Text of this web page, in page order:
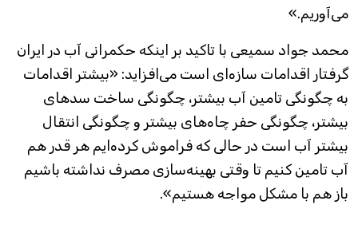
می‌آوریم.»
محمد جواد سمیعی با تاکید بر اینکه حکمرانی آب در ایران
گرفتار اقدامات سازه‌ای است می‌افزاید: «بیشتر اقدامات
به چگونگی تامین آب بیشتر، چگونگی ساخت سدهای
بیشتر، چگونگی حفر چاه‌های بیشتر و چگونگی انتقال
بیشتر آب است در حالی که فراموش کرده‌ایم هر قدر هم
آب تامین کنیم تا وقتی بهینه‌سازی مصرف نداشته باشیم
باز هم با مشکل مواجه هستیم».